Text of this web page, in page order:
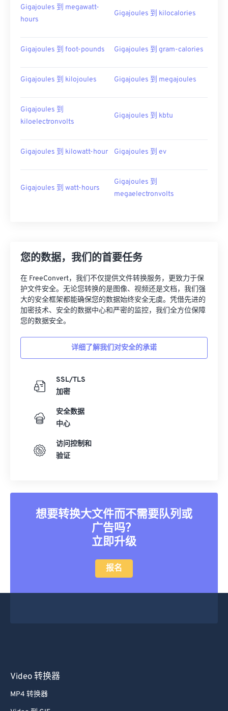
Gigajoules 到 megawatt-
hours
Gigajoules 到 kilocalories
Gigajoules 到 foot-pounds Gigajoules 到 gram-calories
Gigajoules 到 kilojoules Gigajoules 到 megajoules
Gigajoules 到
kiloelectronvolts
Gigajoules 到 kbtu
Gigajoules 到 kilowatt-hour Gigajoules 到 ev
Gigajoules 到 watt-hours
Gigajoules 到
megaelectronvolts
您的数据，我们的首要任务
在 FreeConvert，我们不仅提供文件转换服务，更致力于保
护文件安全。无论您转换的是图像、视频还是文档，我们强
大的安全框架都能确保您的数据始终安全无虞。凭借先进的
加密技术、安全的数据中心和严密的监控，我们全方位保障
您的数据安全。
详细了解我们对安全的承诺
SSL/TLS
加密
安全数据
中心
访问控制和
验证
想要转换大文件而不需要队列或
广告吗？
立即升级
报名
Video 转换器
MP4 转换器